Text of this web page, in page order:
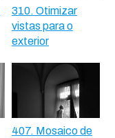
310. Otimizar
vistas para o
exterior
407. Mosaico de